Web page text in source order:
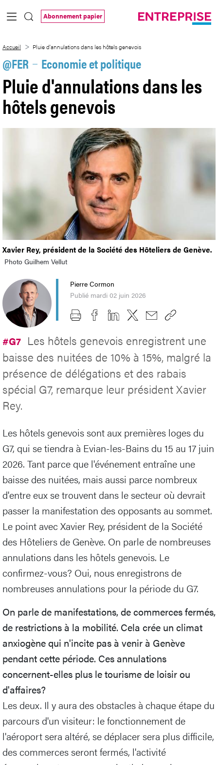
Saut au contenu principal
Abonnement papier
Accueil Pluie d'annulations dans les hôtels genevois
@FER Economie et politique
Pluie d'annulations dans les
hôtels genevois
Xavier Rey, président de la Société des Hôteliers de Genève.
Photo Guilhem Vellut
Pierre Cormon
Publié mardi 02 juin 2026
#G7 Les hôtels genevois enregistrent une
baisse des nuitées de 10% à 15%, malgré la
présence de délégations et des rabais
spécial G7, remarque leur président Xavier
Rey.
Les hôtels genevois sont aux premières loges du
G7, qui se tiendra à Evian-les-Bains du 15 au 17 juin
2026. Tant parce que l'événement entraîne une
baisse des nuitées, mais aussi parce nombreux
d'entre eux se trouvent dans le secteur où devrait
passer la manifestation des opposants au sommet.
Le point avec Xavier Rey, président de la Société
des Hôteliers de Genève. On parle de nombreuses
annulations dans les hôtels genevois. Le
confirmez-vous? Oui, nous enregistrons de
nombreuses annulations pour la période du G7.
On parle de manifestations, de commerces fermés,
de restrictions à la mobilité. Cela crée un climat
anxiogène qui n'incite pas à venir à Genève
pendant cette période. Ces annulations
concernent-elles plus le tourisme de loisir ou
d'affaires?
Les deux. Il y aura des obstacles à chaque étape du
parcours d'un visiteur: le fonctionnement de
l'aéroport sera altéré, se déplacer sera plus difficile,
des commerces seront fermés, l'activité